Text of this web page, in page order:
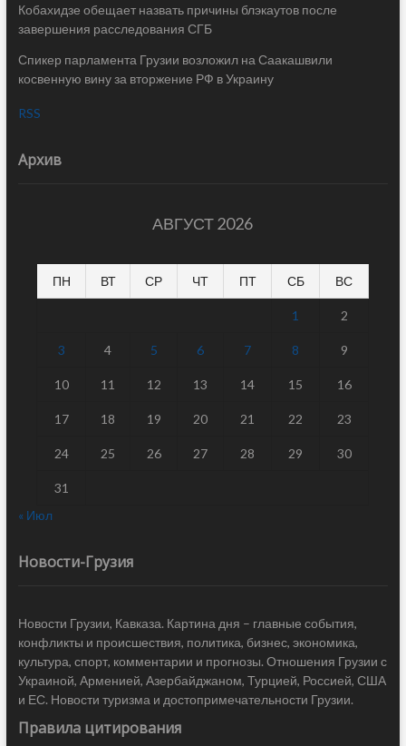
Кобахидзе обещает назвать причины блэкаутов после
завершения расследования СГБ
Спикер парламента Грузии возложил на Саакашвили
косвенную вину за вторжение РФ в Украину
RSS
Архив
АВГУСТ 2026
ПН ВТ СР ЧТ ПТ СБ ВС
1 2
3 4 5 6 7 8 9
10 11 12 13 14 15 16
17 18 19 20 21 22 23
24 25 26 27 28 29 30
31
« Июл
Новости-Грузия
Новости Грузии, Кавказа. Картина дня – главные события,
конфликты и происшествия, политика, бизнес, экономика,
культура, спорт, комментарии и прогнозы. Отношения Грузии с
Украиной, Арменией, Азербайджаном, Турцией, Россией, США
и ЕС. Новости туризма и достопримечательности Грузии.
Правила цитирования